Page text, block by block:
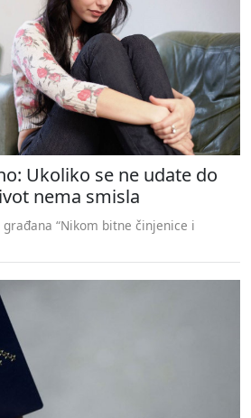
Ukoliko se ne udate do
nema smisla
“Nikom bitne činjenice i